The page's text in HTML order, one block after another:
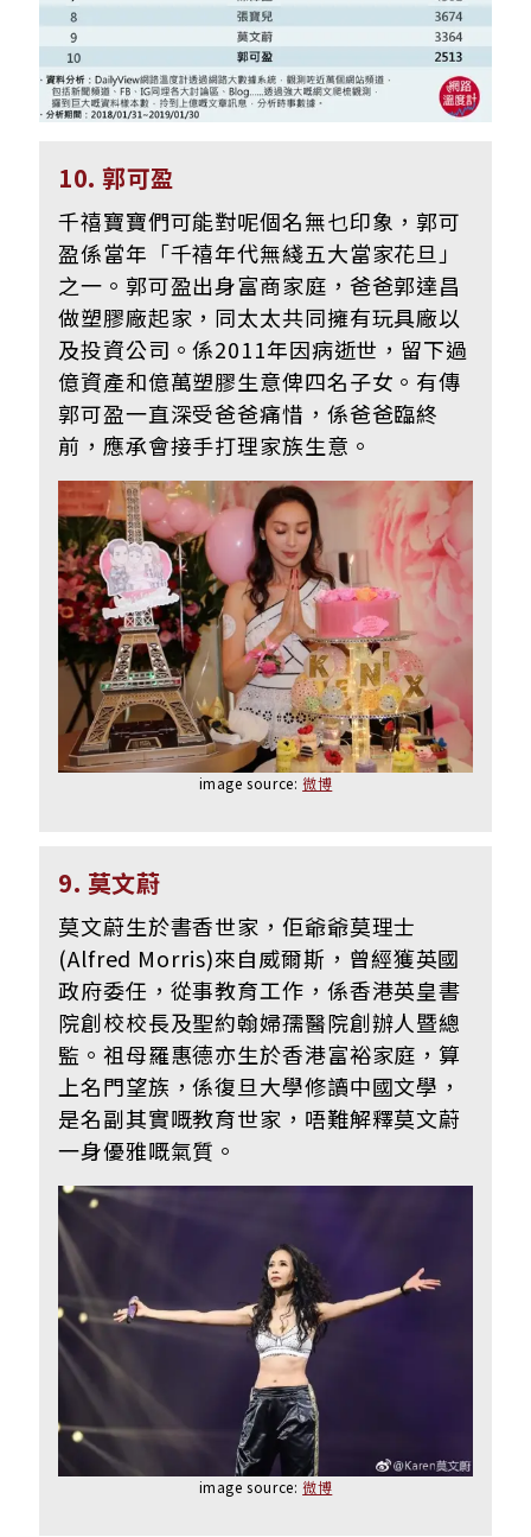
10. 郭可盈
千禧寶寶們可能對呢個名無乜印象，郭可
盈係當年「千禧年代無綫五大當家花旦」
之一。郭可盈出身富商家庭，爸爸郭達昌
做塑膠廠起家，同太太共同擁有玩具廠以
及投資公司。係2011年因病逝世，留下過
億資產和億萬塑膠生意俾四名子女。有傳
郭可盈一直深受爸爸痛惜，係爸爸臨終
前，應承會接手打理家族生意。
image source: 微博
9. ​莫文蔚
莫文蔚生於書香世家，佢爺爺莫理士
(Alfred Morris)來自威爾斯，曾經獲英國
政府委任，從事教育工作，係香港英皇書
院創校校長及聖約翰婦孺醫院創辦人暨總
監。祖母羅惠德亦生於香港富裕家庭，算
上名門望族，係復旦大學修讀中國文學，
是名副其實嘅教育世家，唔難解釋莫文蔚
一身優雅嘅氣質。
image source: 微博